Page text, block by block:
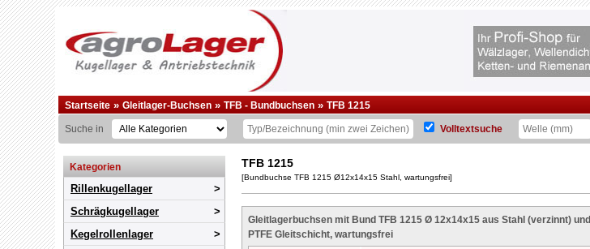
Startseite » Gleitlager-Buchsen » TFB - Bundbuchsen » TFB 1215
Suche in Volltextsuche
Kategorien
Rillenkugellager
Schrägkugellager
Kegelrollenlager
TFB 1215
[Bundbuchse TFB 1215 Ø12x14x15 Stahl, wartungsfrei]
Gleitlagerbuchsen mit Bund TFB 1215 Ø 12x14x15 aus Stahl (verzinnt) und
PTFE Gleitschicht, wartungsfrei